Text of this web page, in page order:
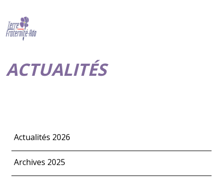
ACTUALITÉS
Actualités 2026
Archives 2025